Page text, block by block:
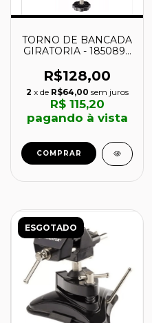
TORNO DE BANCADA
GIRATORIA - 185089 -
R$128,00
2 x de R$64,00 sem juros
R$ 115,20
pagando à vista
COMPRAR
ESGOTADO